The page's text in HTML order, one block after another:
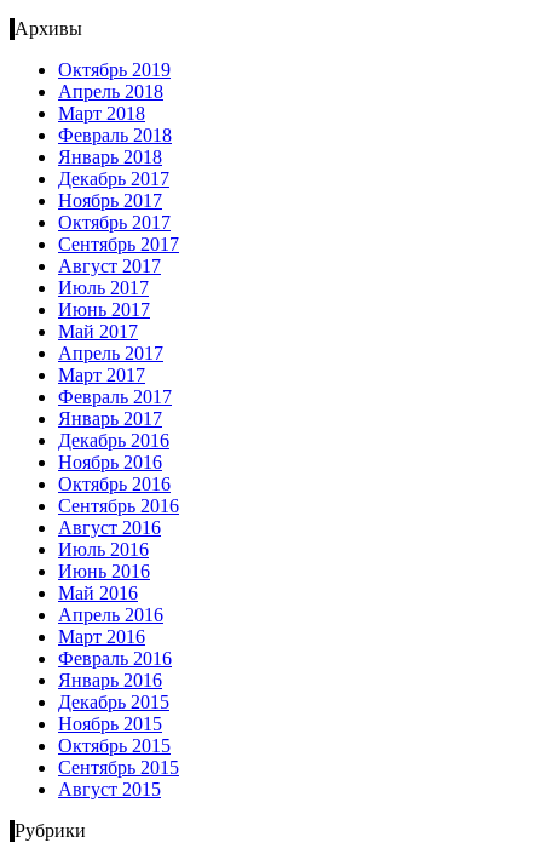
Архивы
Октябрь 2019
Апрель 2018
Март 2018
Февраль 2018
Январь 2018
Декабрь 2017
Ноябрь 2017
Октябрь 2017
Сентябрь 2017
Август 2017
Июль 2017
Июнь 2017
Май 2017
Апрель 2017
Март 2017
Февраль 2017
Январь 2017
Декабрь 2016
Ноябрь 2016
Октябрь 2016
Сентябрь 2016
Август 2016
Июль 2016
Июнь 2016
Май 2016
Апрель 2016
Март 2016
Февраль 2016
Январь 2016
Декабрь 2015
Ноябрь 2015
Октябрь 2015
Сентябрь 2015
Август 2015
Рубрики